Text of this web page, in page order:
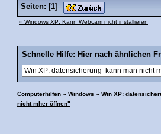
Seiten: [1]
« Windows XP: Kann Webcam nicht installieren
Schnelle Hilfe: Hier nach ähnlichen
Computerhilfen » Windows » Win XP:
nicht mher öffnen"